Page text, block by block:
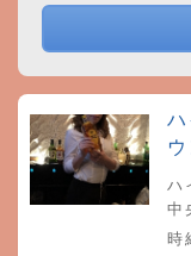
ハ
中
時